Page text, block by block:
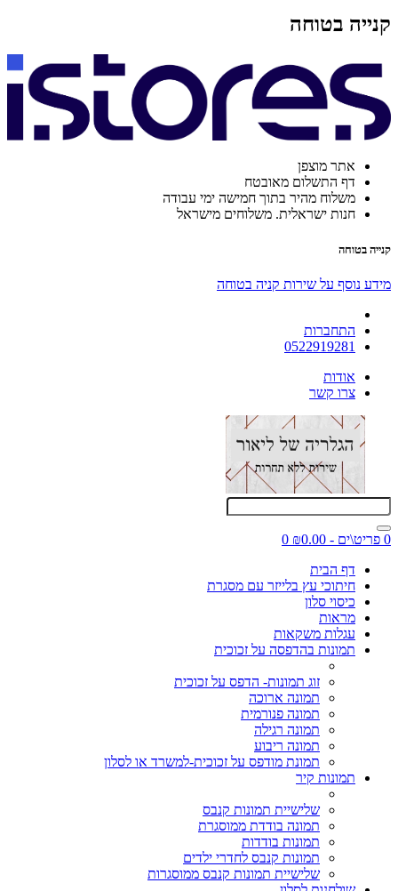
קנייה בטוחה
אתר מוצפן
דף התשלום מאובטח
משלוח מהיר בתוך חמישה ימי עבודה
חנות ישראלית. משלוחים מישראל
קנייה בטוחה
מידע נוסף על שירות קניה בטוחה
התחברות
0522919281
אודות
צרו קשר
0 פריט\ים - ₪0.00
0
דף הבית
חיתוכי עץ בלייזר עם מסגרת
כיסוי סלון
מראות
עגלות משקאות
תמונות בהדפסה על זכוכית
זוג תמונות- הדפס על זכוכית
תמונה ארוכה
תמונה פנורמית
תמונה רגילה
תמונה ריבוע
תמונת מודפס על זכוכית-למשרד או לסלון
תמונות קיר
שלישיית תמונות קנבס
תמונה בודדת ממוסגרת
תמונות בודדות
תמונות קנבס לחדרי ילדים
שלישיית תמונות קנבס ממוסגרות